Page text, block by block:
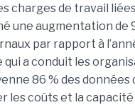
charges de travail liées
une augmentation de
par rapport à
a conduit les
86 % des données
les coûts et la capacité